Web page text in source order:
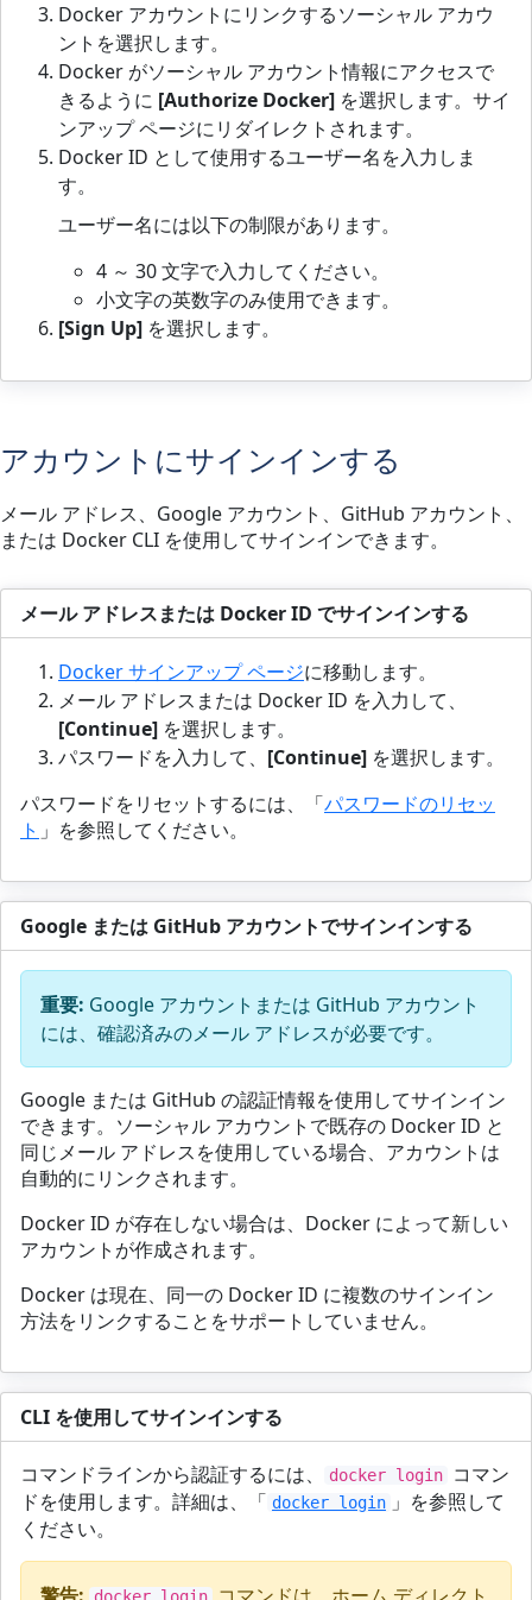
Docker アカウントにリンクするソーシャル アカウ
ントを選択します。
Docker がソーシャル アカウント情報にアクセスで
きるように [Authorize Docker] を選択します。サイ
ンアップ ページにリダイレクトされます。
Docker ID として使用するユーザー名を入力しま
す。
ユーザー名には以下の制限があります。
4 ～ 30 文字で入力してください。
小文字の英数字のみ使用できます。
[Sign Up] を選択します。
アカウントにサインインする
メール アドレス、Google アカウント、GitHub アカウント、
または Docker CLI を使用してサインインできます。
メール アドレスまたは Docker ID でサインインする
Docker サインアップ ページに移動します。
メール アドレスまたは Docker ID を入力して、
[Continue] を選択します。
パスワードを入力して、 [Continue] を選択します。
パスワードをリセットするには、「パスワードのリセッ
ト 」を参照してください。
Google または GitHub アカウントでサインインする
重要: Google アカウントまたは GitHub アカウント
には、確認済みのメール アドレスが必要です。
Google または GitHub の認証情報を使用してサインイン
できます。ソーシャル アカウントで既存の Docker ID と
同じメール アドレスを使用している場合、アカウントは
自動的にリンクされます。
Docker ID が存在しない場合は、Docker によって新しい
アカウントが作成されます。
Docker は現在、同一の Docker ID に複数のサインイン
方法をリンクすることをサポートしていません。
CLI を使用してサインインする
コマンドラインから認証するには、 docker login
コマン
ドを使用します。詳細は、「 docker login 」を参照して
ください。